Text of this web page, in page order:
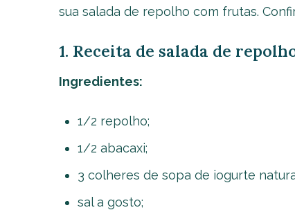
sua salada de repolho com frutas.
1. Receita de salada de
Ingredientes:
1/2 repolho;
1/2 abacaxi;
3 colheres de sopa de iogurte
sal a gosto;